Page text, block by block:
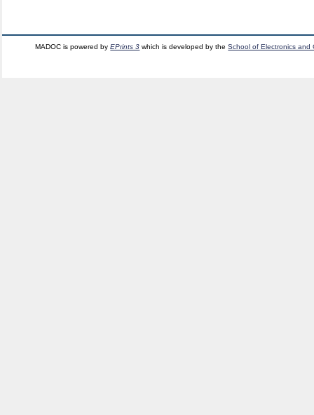
MADOC is powered byEPrints 3 which is developed by theSchool of Electronics and